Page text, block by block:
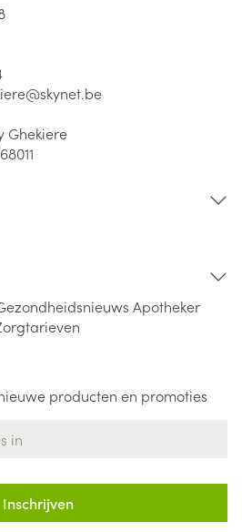
skynet.be
Ghekiere
Apotheker
producten en promoties
Inschrijven